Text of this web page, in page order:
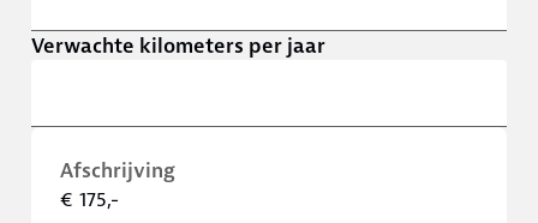
Verwachte kilometers per jaar
Afschrijving
€ 175,-